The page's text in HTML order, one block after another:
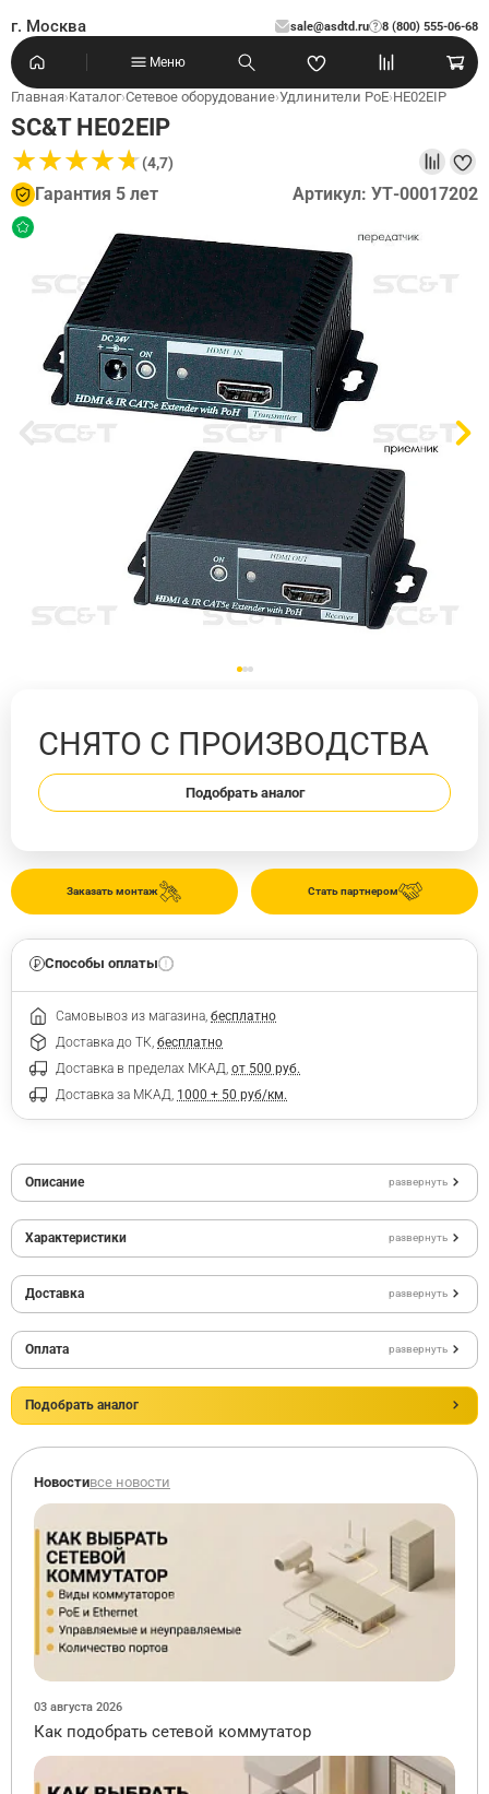
г. Москва sale@asdtd.ru 8 (800) 555-06-68
?
Меню
Главная›Каталог›Сетевое оборудование›Удлинители PoE›HE02EIP
SC&T HE02EIP
★★★★★
★★★★★(4,7)
Гарантия 5 лет Артикул: УТ-00017202
Стать партнером
Заказать монтаж
СНЯТО С ПРОИЗВОДСТВА
Подобрать аналог
Способы оплаты
Самовывоз из магазина, бесплатно
Доставка до ТК, бесплатно
Доставка в пределах МКАД, от 500 руб.
Доставка за МКАД, 1000 + 50 руб/км.
Описание развернуть
Характеристики развернуть
Доставка развернуть
Оплата развернуть
Подобрать аналог
Новостивсе новости
03 августа 2026
Как подобрать сетевой коммутатор